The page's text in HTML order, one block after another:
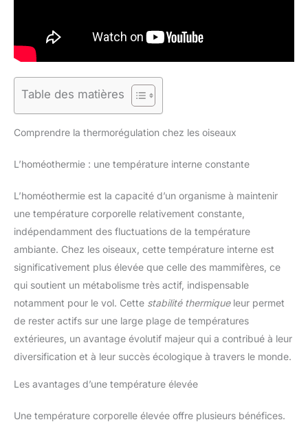
Table des matières
Comprendre la thermorégulation chez les oiseaux
L’homéothermie : une température interne constante
L’homéothermie est la capacité d’un organisme à maintenir
une température corporelle relativement constante,
indépendamment des fluctuations de la température
ambiante. Chez les oiseaux, cette température interne est
significativement plus élevée que celle des mammifères, ce
qui soutient un métabolisme très actif, indispensable
notamment pour le vol. Cette stabilité thermiqueleur permet
de rester actifs sur une large plage de températures
extérieures, un avantage évolutif majeur qui a contribué à leur
diversification et à leur succès écologique à travers le monde.
Les avantages d’une température élevée
Une température corporelle élevée offre plusieurs bénéfices.